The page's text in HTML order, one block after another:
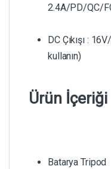
2.4A/PD/QC/
DC Çıkışı :
kullanın)
Ürün İçeriği
Batarya Tripod